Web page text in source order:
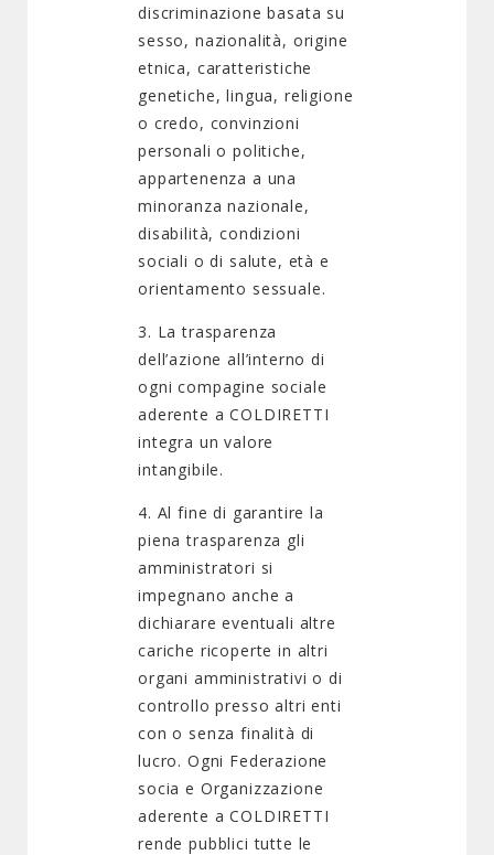
discriminazione basata su
sesso, nazionalità, origine
etnica, caratteristiche
genetiche, lingua, religione
o credo, convinzioni
personali o politiche,
appartenenza a una
minoranza nazionale,
disabilità, condizioni
sociali o di salute, età e
orientamento sessuale.
3. La trasparenza
dell’azione all’interno di
ogni compagine sociale
aderente a COLDIRETTI
integra un valore
intangibile.
4. Al fine di garantire la
piena trasparenza gli
amministratori si
impegnano anche a
dichiarare eventuali altre
cariche ricoperte in altri
organi amministrativi o di
controllo presso altri enti
con o senza finalità di
lucro. Ogni Federazione
socia e Organizzazione
aderente a COLDIRETTI
rende pubblici tutte le